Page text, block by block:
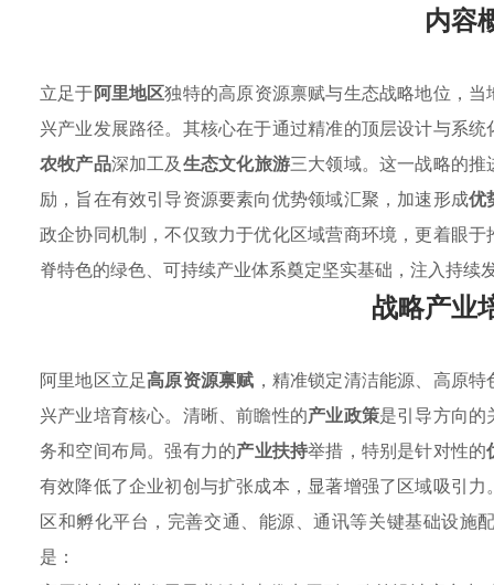
内容
立足于阿里地区独特的高原资源禀赋与生态战略地位，
兴产业发展路径。其核心在于通过精准的顶层设计与系统
农牧产品深加工及生态文化旅游三大领域。这一战略的
励，旨在有效引导资源要素向优势领域汇聚，加速形成优
政企协同机制，不仅致力于优化区域营商环境，更着眼
脊特色的绿色、可持续产业体系奠定坚实基础，注入持续
战略产业
阿里地区立足高原资源禀赋 ，精准锁定清洁能源、高原
兴产业培育核心。清晰、前瞻性的产业政策是引导方向的
务和空间布局。强有力的产业扶持举措，特别是针对性的
有效降低了企业初创与扩张成本，显著增强了区域吸引
区和孵化平台，完善交通、能源、通讯等关键基础设施
是：